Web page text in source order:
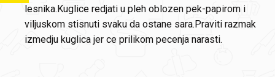
lesnika.Kuglice redjati u pleh oblozen pek-papirom i
viljuskom stisnuti svaku da ostane sara.Praviti razmak
izmedju kuglica jer ce prilikom pecenja narasti.